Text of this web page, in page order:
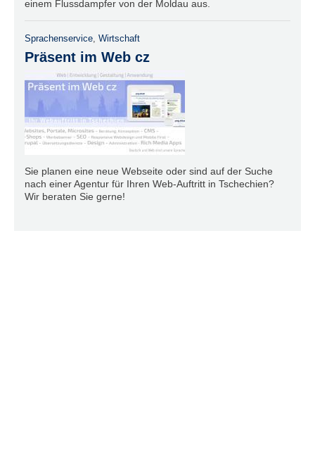
einem Flussdampfer von der Moldau aus.
Sprachenservice Wirtschaft
Präsent im Web cz
Sie planen eine neue Webseite oder sind auf der Suche
nach einer Agentur für Ihren Web-Auftritt in Tschechien?
Wir beraten Sie gerne!